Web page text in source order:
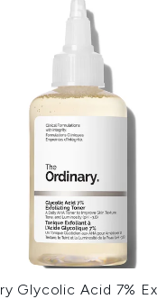
Glycolic Acid 7%